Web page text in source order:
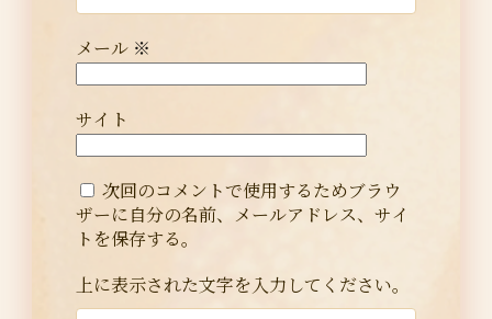
メール ※
サイト
次回のコメントで使用するためブラウ
ザーに自分の名前、メールアドレス、サイ
トを保存する。
上に表示された文字を入力してください。